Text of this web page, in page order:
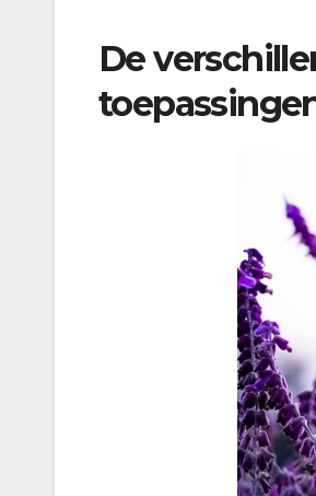
De